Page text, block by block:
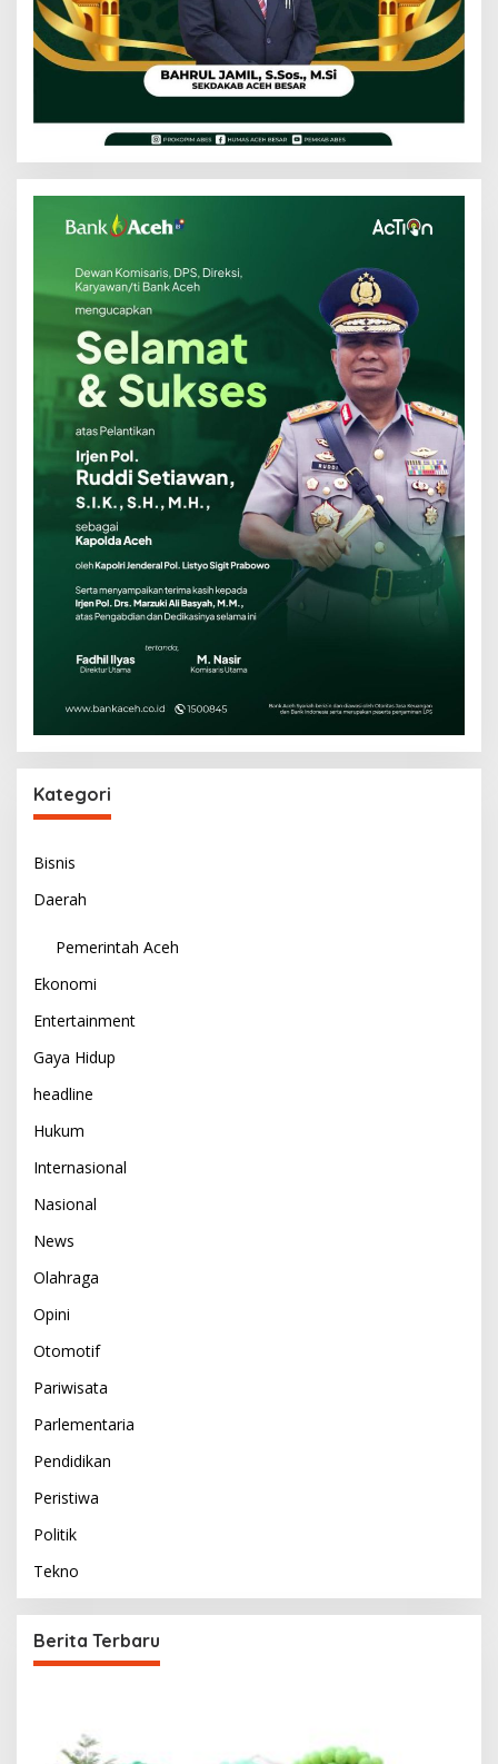
Kategori
Bisnis
Daerah
Pemerintah Aceh
Ekonomi
Entertainment
Gaya Hidup
headline
Hukum
Internasional
Nasional
News
Olahraga
Opini
Otomotif
Pariwisata
Parlementaria
Pendidikan
Peristiwa
Politik
Tekno
Berita Terbaru